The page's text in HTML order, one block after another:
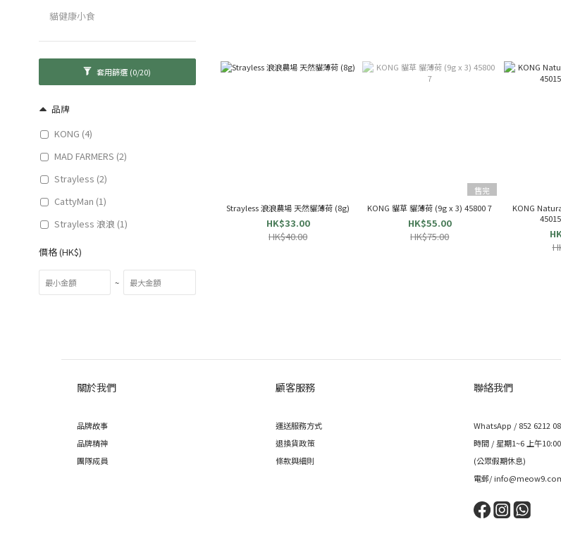
貓健康小食
套用篩選 (0/20)
品牌
KONG (4)
MAD FARMERS (2)
Strayless (2)
CattyMan (1)
Strayless 浪浪 (1)
價格 (HK$)
~
Strayless 浪浪農場 天然貓薄荷 (8g)
HK$33.00
HK$40.00
售完
KONG 貓草 貓薄荷 (9g x 3) 45800 7
HK$55.00
HK$75.00
KONG
關於我們
品牌故事
品牌精神
團隊成員
顧客服務
運送服務方式
退換貨政策
條款與細則
聯絡我們
WhatsApp / 852 6212
時間 / 星期1~6 上午
(公眾假期休息)
電郵/